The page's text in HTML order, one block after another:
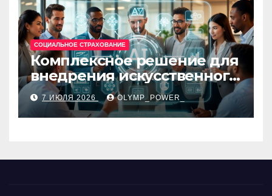
СОЦИАЛЬНОЕ СТРАХОВАНИЕ
Комплексное решение для
внедрения искусственного
интеллекта в бизнес-
процессы
7 ИЮЛЯ 2026 OLYMP_POWER_